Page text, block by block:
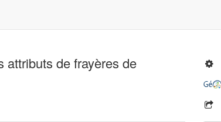
attributs de frayères de